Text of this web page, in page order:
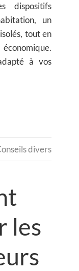
dispositifs
un
tout en
à vos
divers
les